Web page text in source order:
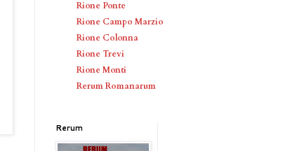
Rione Ponte
Rione Campo Marzio
Rione Colonna
Rione Trevi
Rione Monti
Rerum Romanarum
Rerum